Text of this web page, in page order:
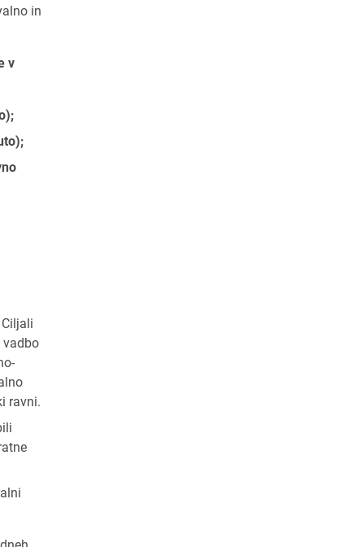
in
v
vadbo
ravni.